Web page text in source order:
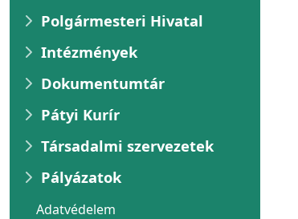
Polgármesteri Hivatal
Intézmények
Dokumentumtár
Pátyi Kurír
Társadalmi szervezetek
Pályázatok
Adatvédelem